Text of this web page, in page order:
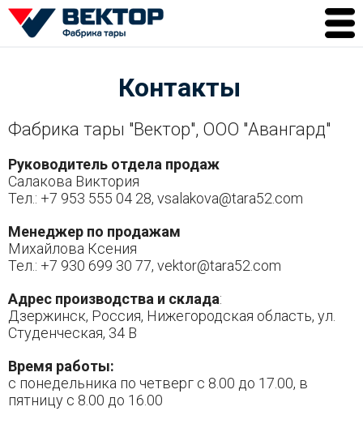
Качество
Доставка
Контакты
Контакты
Фабрика тары "Вектор", ООО "Авангард"
Руководитель отдела продаж
Салакова Виктория
Тел.: +7 953 555 04 28, vsalakova@tara52.com
Менеджер по продажам
Михайлова Ксения
Тел.: +7 930 699 30 77, vektor@tara52.com
Адрес производства и склада:
Дзержинск, Россия, Нижегородская область, ул.
Студенческая, 34 В
Время работы:
с понедельника по четверг с 8.00 до 17.00, в
пятницу с 8.00 до 16.00